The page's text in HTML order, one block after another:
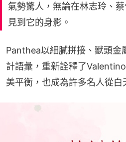
氣勢驚人，無論在林志玲、
見到它的身影。
Panthea以細膩拼接、獸頭金
計語彙，重新詮釋了
美平衡，也成為許多名人從白